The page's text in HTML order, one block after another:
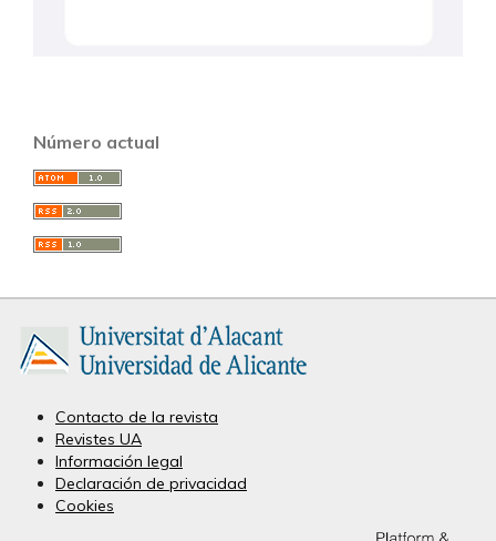
Número actual
Contacto de la revista
Revistes UA
Información legal
Declaración de privacidad
Cookies